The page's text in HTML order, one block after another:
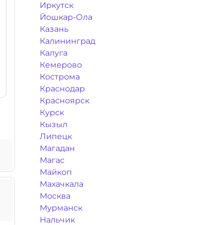
Иркутск
Йошкар-Ола
Казань
Калининград
Калуга
Кемерово
Кострома
Краснодар
Красноярск
Курск
Кызыл
Липецк
Магадан
Магас
Майкоп
Махачкала
Москва
Мурманск
Нальчик